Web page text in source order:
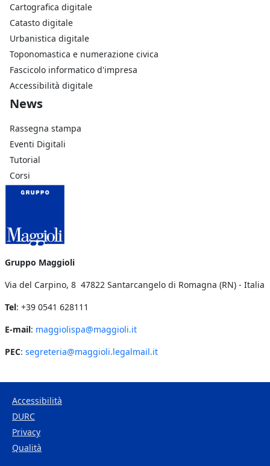
Cartografica digitale
Catasto digitale
Urbanistica digitale
Toponomastica e numerazione civica
Fascicolo informatico d'impresa
Accessibilità digitale
Footer Azienda
News
Rassegna stampa
Eventi Digitali
Tutorial
Corsi
Gruppo Maggioli
Via del Carpino, 8 47822 Santarcangelo di Romagna (RN) - Italia
Tel: +39 0541 628111
E-mail: maggiolispa@maggioli.it
PEC: segreteria@maggioli.legalmail.it
Footer Bottom
Accessibilità
DURC
Privacy
Qualità